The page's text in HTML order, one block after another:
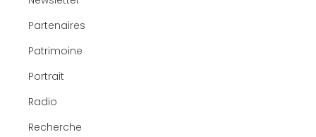
Partenaires
Patrimoine
Portrait
Radio
Recherche